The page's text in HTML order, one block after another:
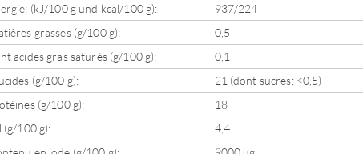
(kJ/100 g und kcal/100 g):
937/224
grasses (g/100 g):
0,5
acides gras saturés (g/100 g):
0,1
(g/100 g):
21 (dont sucres: <0,5)
(g/100 g):
18
(g/100 g):
4,4